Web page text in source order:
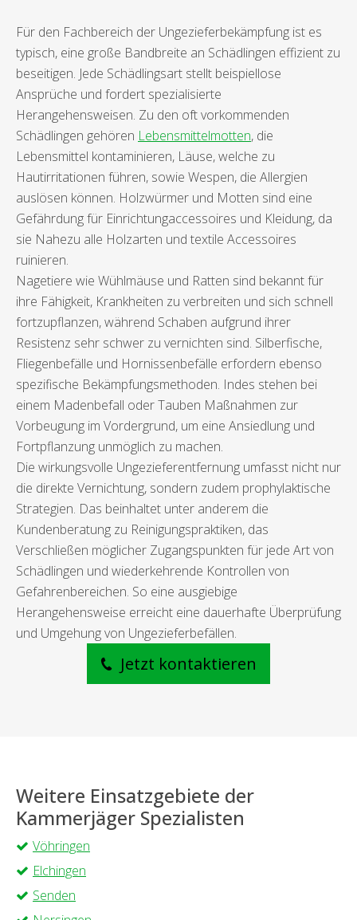
Für den Fachbereich der Ungezieferbekämpfung ist es
typisch, eine große Bandbreite an Schädlingen effizient zu
beseitigen. Jede Schädlingsart stellt beispiellose
Ansprüche und fordert spezialisierte
Herangehensweisen. Zu den oft vorkommenden
Schädlingen gehören Lebensmittelmotten, die
Lebensmittel kontaminieren, Läuse, welche zu
Hautirritationen führen, sowie Wespen, die Allergien
auslösen können. Holzwürmer und Motten sind eine
Gefährdung für Einrichtungaccessoires und Kleidung, da
sie Nahezu alle Holzarten und textile Accessoires
ruinieren.
Nagetiere wie Wühlmäuse und Ratten sind bekannt für
ihre Fähigkeit, Krankheiten zu verbreiten und sich schnell
fortzupflanzen, während Schaben aufgrund ihrer
Resistenz sehr schwer zu vernichten sind. Silberfische,
Fliegenbefälle und Hornissenbefälle erfordern ebenso
spezifische Bekämpfungsmethoden. Indes stehen bei
einem Madenbefall oder Tauben Maßnahmen zur
Vorbeugung im Vordergrund, um eine Ansiedlung und
Fortpflanzung unmöglich zu machen.
Die wirkungsvolle Ungezieferentfernung umfasst nicht nur
die direkte Vernichtung, sondern zudem prophylaktische
Strategien. Das beinhaltet unter anderem die
Kundenberatung zu Reinigungspraktiken, das
Verschließen möglicher Zugangspunkten für jede Art von
Schädlingen und wiederkehrende Kontrollen von
Gefahrenbereichen. So eine ausgiebige
Herangehensweise erreicht eine dauerhafte Überprüfung
und Umgehung von Ungezieferbefällen.
Jetzt kontaktieren
Weitere Einsatzgebiete der
Kammerjäger Spezialisten
Vöhringen
Elchingen
Senden